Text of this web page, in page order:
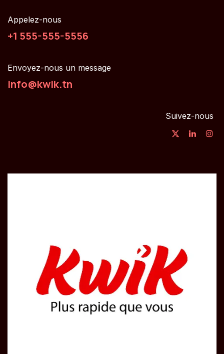
Appelez-nous
+1 555-555-5556
Envoyez-nous un message
info@kwik.tn
Suivez-nous